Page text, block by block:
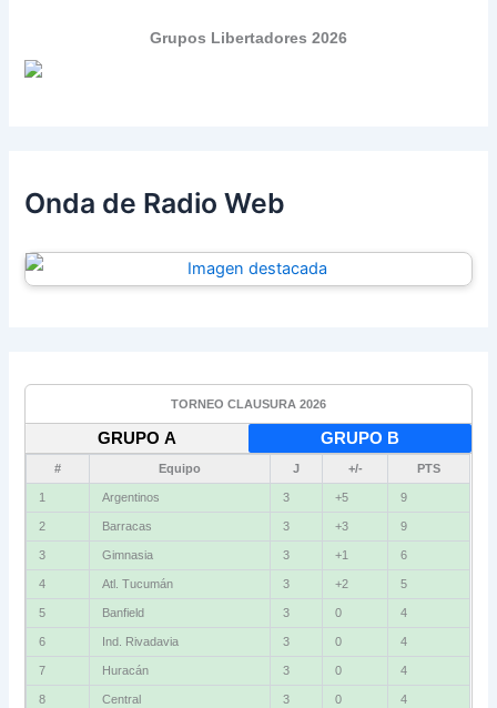
Grupos Libertadores 2026
Onda de Radio Web
TORNEO CLAUSURA 2026
GRUPO A GRUPO B
# Equipo J +/- PTS
1 Argentinos 3 +5 9
2 Barracas 3 +3 9
3 Gimnasia 3 +1 6
4 Atl. Tucumán 3 +2 5
5 Banfield 3 0 4
6 Ind. Rivadavia 3 0 4
7 Huracán 3 0 4
8 Central 3 0 4